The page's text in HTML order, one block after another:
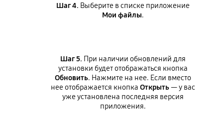
Шаг 4. Выберите в списке приложение
Мои файлы.
Шаг 5. При наличии обновлений для
установки будет отображаться кнопка
Обновить. Нажмите на нее. Если вместо
нее отображается кнопкаОткрыть— у вас
уже установлена последняя версия
приложения.